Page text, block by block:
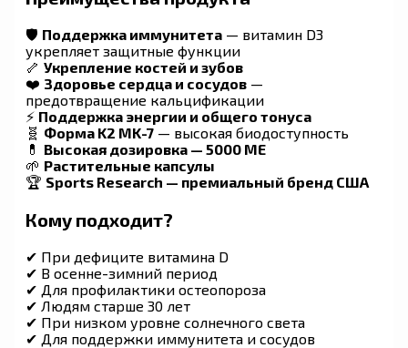
🛡 Поддержка иммунитета — витамин D3
укрепляет защитные функции
🦴 Укрепление костей и зубов
❤️ Здоровье сердца и сосудов —
предотвращение кальцификации
⚡ Поддержка энергии и общего тонуса
🧬 Форма K2 MK-7 — высокая биодоступность
💊 Высокая дозировка — 5000 МЕ
🌱 Растительные капсулы
🏆 Sports Research — премиальный бренд США
Кому подходит?
✔ При дефиците витамина D
✔ В осенне-зимний период
✔ Для профилактики остеопороза
✔ Людям старше 30 лет
✔ При низком уровне солнечного света
✔ Для поддержки иммунитета и сосудов